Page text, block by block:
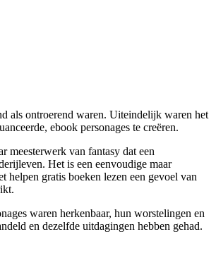
als ontroerend waren. Uiteindelijk waren het
ebook personages te creëren.
meesterwerk van fantasy dat een
Het is een eenvoudige maar
helpen gratis boeken lezen een gevoel van
waren herkenbaar, hun worstelingen en
en dezelfde uitdagingen hebben gehad.